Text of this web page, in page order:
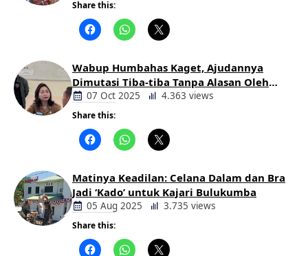
Share this:
Wabup Humbahas Kaget, Ajudannya
Dimutasi Tiba-tiba Tanpa Alasan Oleh
Bupati
07 Oct 2025 4.363 views
Share this:
Matinya Keadilan: Celana Dalam dan Bra
Jadi ‘Kado’ untuk Kajari Bulukumba
05 Aug 2025 3.735 views
Share this: